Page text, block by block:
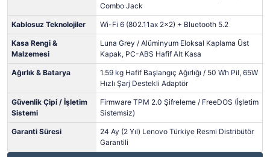
Combo Jack
Kablosuz Teknolojiler Wi-Fi 6 (802.11ax 2x2) + Bluetooth 5.2
Kasa Rengi &
Malzemesi
Luna Grey / Alüminyum Eloksal Kaplama Üst
Kapak, PC-ABS Hafif Alt Kasa
Ağırlık & Batarya
1.59 kg Hafif Başlangıç Ağırlığı / 50 Wh Pil, 65W
Hızlı Şarj Destekli Adaptör
Güvenlik Çipi / İşletim
Sistemi
Firmware TPM 2.0 Şifreleme / FreeDOS (İşletim
Sistemsiz)
Garanti Süresi
24 Ay (2 Yıl) Lenovo Türkiye Resmi Distribütör
Garantili